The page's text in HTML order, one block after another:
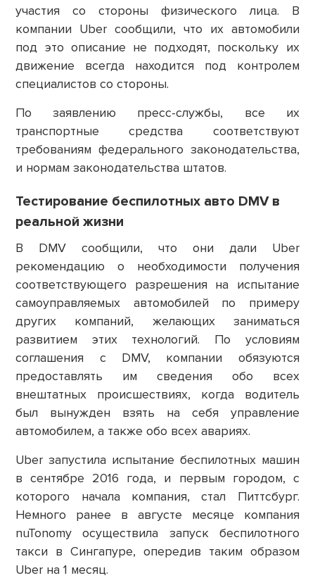
участия со стороны физического лица. В
компании Uber сообщили, что их автомобили
под это описание не подходят, поскольку их
движение всегда находится под контролем
специалистов со стороны.
По заявлению пресс-службы, все их
транспортные средства соответствуют
требованиям федерального законодательства,
и нормам законодательства штатов.
Тестирование беспилотных авто DMV в
реальной жизни
В DMV сообщили, что они дали Uber
рекомендацию о необходимости получения
соответствующего разрешения на испытание
самоуправляемых автомобилей по примеру
других компаний, желающих заниматься
развитием этих технологий. По условиям
соглашения с DMV, компании обязуются
предоставлять им сведения обо всех
внештатных происшествиях, когда водитель
был вынужден взять на себя управление
автомобилем, а также обо всех авариях.
Uber запустила испытание беспилотных машин
в сентябре 2016 года, и первым городом, с
которого начала компания, стал Питтсбург.
Немного ранее в августе месяце компания
nuTonomy осуществила запуск беспилотного
такси в Сингапуре, опередив таким образом
Uber на 1 месяц.